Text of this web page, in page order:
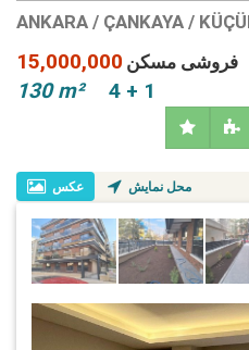
ANKARA / ÇANKAYA /
فروشی مسکن
130 m²
4 + 1
عکس محل نمایش